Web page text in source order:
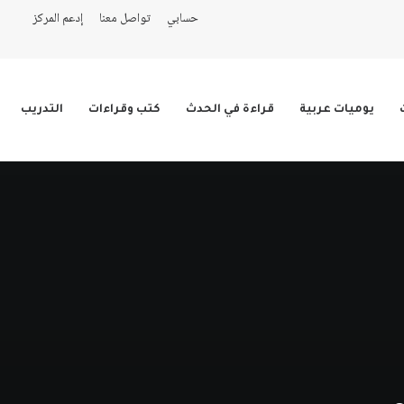
حسابي تواصل معنا إدعم المركز
يوميات عربية قراءة في الحدث كتب وقراءات التدريب